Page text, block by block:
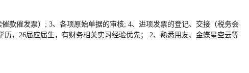
款催发票）; 3、各项原始单据的审核; 4、进项发票的登记、交接（税务会
，26届应届生，有财务相关实习经验优先； 2、熟悉用友、金蝶星空云等